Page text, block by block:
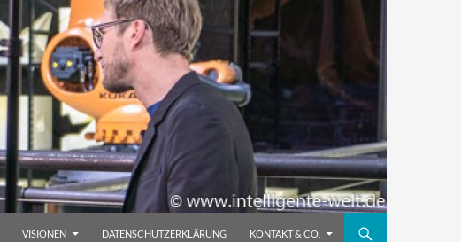
VISIONEN DATENSCHUTZERKLÄRUNG KONTAKT & CO.